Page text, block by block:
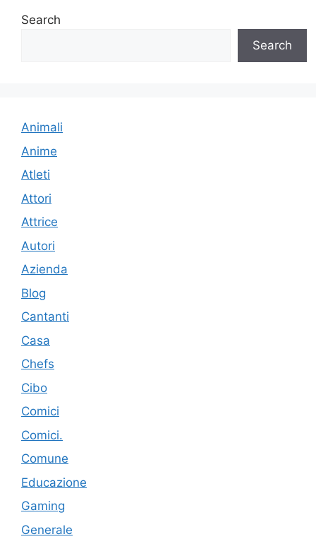
Search
Search
Animali
Anime
Atleti
Attori
Attrice
Autori
Azienda
Blog
Cantanti
Casa
Chefs
Cibo
Comici
Comici.
Comune
Educazione
Gaming
Generale